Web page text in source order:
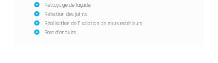
Nettoyage de façade
Réfection des joints
Réalisation de l’isolation de murs extérieurs
Pose d’enduits